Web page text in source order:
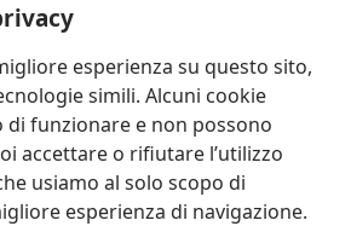
esperienza su questo sito,
simili. Alcuni cookie
funzionare e non possono
accettare o rifiutare l’utilizzo
usiamo al solo scopo di
esperienza di navigazione.
1980